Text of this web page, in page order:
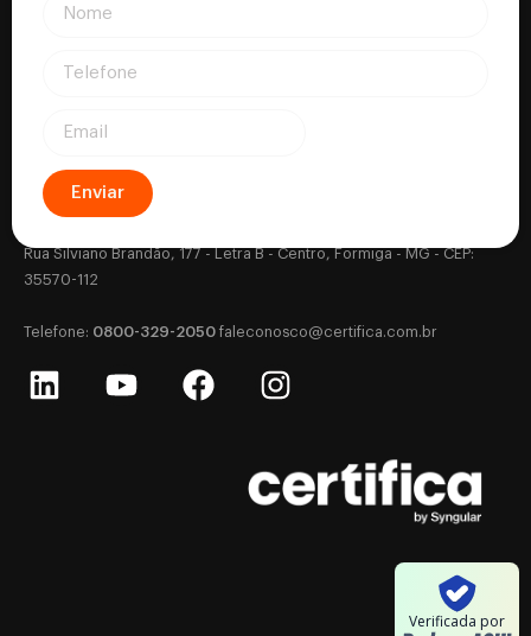
Enviar
Rua Silviano Brandão, 177 - Letra B - Centro, Formiga - MG - CEP:
35570-112
‎Telefone: 0800-329-2050 faleconosco@certifica.com.br
Verificada por